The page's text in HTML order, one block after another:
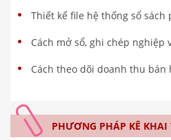
Thiết kế file hệ thống sổ
Cách mở sổ, ghi chép nghiệp
Cách theo dõi doanh thu bán
PHƯƠNG PHÁP KÊ KHAI